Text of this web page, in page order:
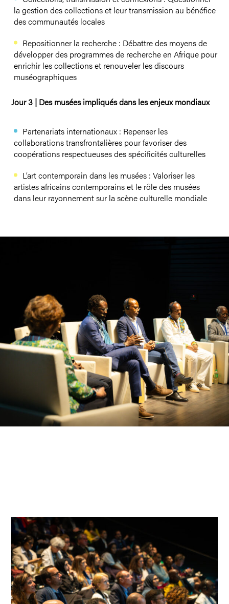
la gestion des collections et leur transmission au bénéfice
des communautés locales
Repositionner la recherche : Débattre des moyens de
développer des programmes de recherche en Afrique pour
enrichir les collections et renouveler les discours
muséographiques
Jour 3 | Des musées impliqués dans les enjeux mondiaux
Partenariats internationaux : Repenser les
collaborations transfrontalières pour favoriser des
coopérations respectueuses des spécificités culturelles
L’art contemporain dans les musées : Valoriser les
artistes africains contemporains et le rôle des musées
dans leur rayonnement sur la scène culturelle mondiale